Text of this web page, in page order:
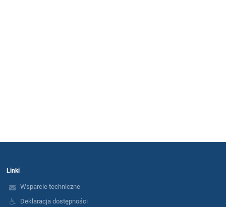
Linki
Wsparcie techniczne
Deklaracja dostępności